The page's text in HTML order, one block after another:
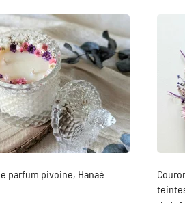
parfum pivoine, Hanaé